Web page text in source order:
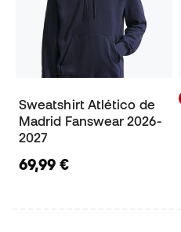
Sweatshirt Atlético de
Madrid Fanswear 2026-
2027
69,99 €